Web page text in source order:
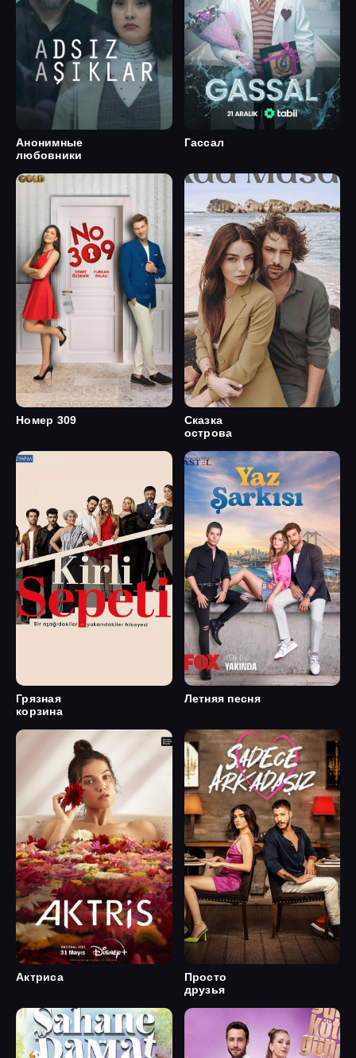
Анонимные
любовники
Гассал
Номер 309
Сказка
острова
Грязная
корзина
Летняя песня
Актриса
Просто
друзья